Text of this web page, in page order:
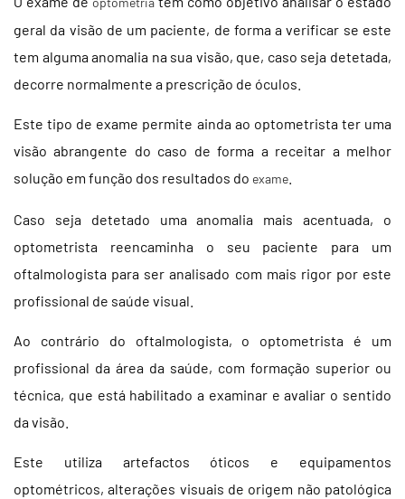
geral da visão de um paciente, de forma a verificar se este
tem alguma anomalia na sua visão, que, caso seja detetada,
decorre normalmente a prescrição de óculos.
Este tipo de exame permite ainda ao optometrista ter uma
visão abrangente do caso de forma a receitar a melhor
solução em função dos resultados do exame
Caso seja detetado uma anomalia mais acentuada, o
optometrista reencaminha o seu paciente para um
oftalmologista para ser analisado com mais rigor por este
profissional de saúde visual.
Ao contrário do oftalmologista, o optometrista é um
profissional da área da saúde, com formação superior ou
técnica, que está habilitado a examinar e avaliar o sentido
da visão.
Este utiliza artefactos óticos e equipamentos
optométricos, alterações visuais de origem não patológica